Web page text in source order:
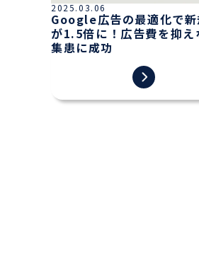
2025.03.06
Google広告の最適化で新
が1.5倍に！広告費を抑え
集患に成功